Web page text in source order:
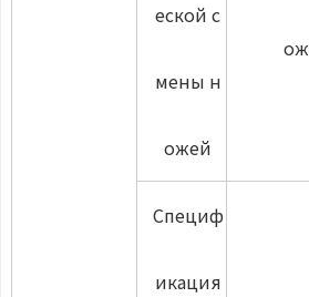
еской с
мены н
ожей
ож
Специф
икация